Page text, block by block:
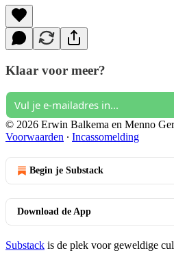
Klaar voor meer?
© 2026 Erwin Balkema en Menno
Voorwaarden ∙ Incassomelding
Begin je Substack
Download de App
Substack is de plek voor geweldige